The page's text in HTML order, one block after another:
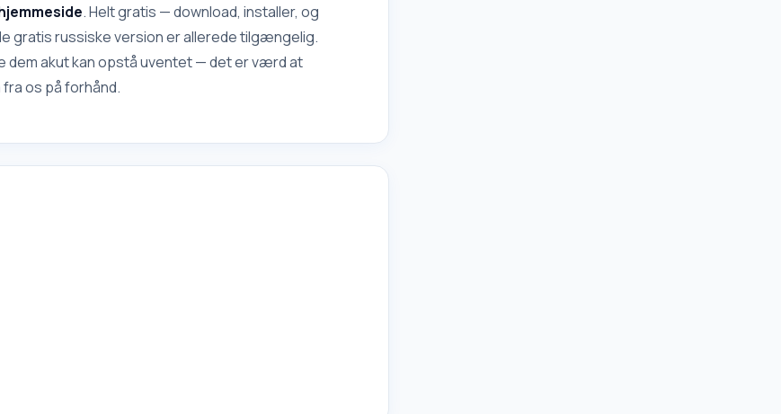
. Helt gratis — download, installer, og
gratis russiske version er allerede tilgængelig.
dem akut kan opstå uventet — det er værd at
os på forhånd.